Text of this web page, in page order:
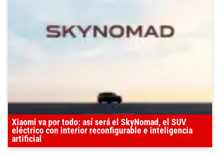
Xiaomi va por todo: así será el SkyNomad, el SUV
eléctrico con interior reconfigurable e inteligencia
artificial